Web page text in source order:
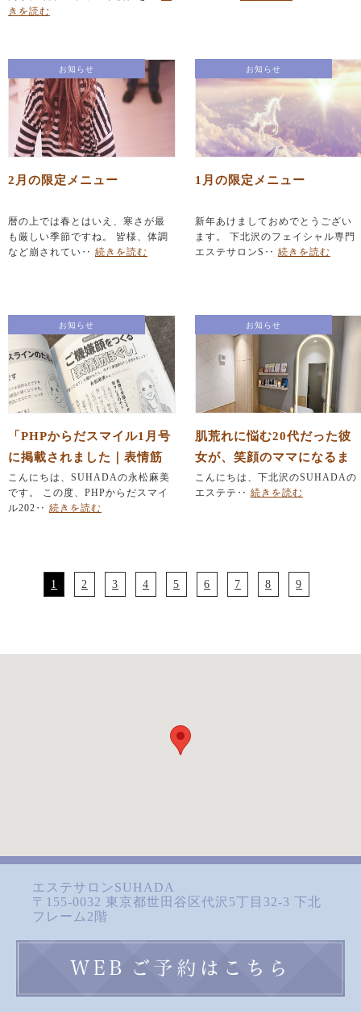
きを読む
お知らせ
2月の限定メニュー
暦の上では春とはいえ、寒さが最
も厳しい季節ですね。 皆様、体調
など崩されてい‥ 続きを読む
お知らせ
1月の限定メニュー
新年あけましておめでとうござい
ます。 下北沢のフェイシャル専門
エステサロンS‥ 続きを読む
お知らせ
「PHPからだスマイル1月号
に掲載されました｜表情筋
ほぐしで作る"ご機嫌顔"」
こんにちは、SUHADAの永松麻美
です。 この度、PHPからだスマイ
ル202‥ 続きを読む
お知らせ
肌荒れに悩む20代だった彼
女が、笑顔のママになるま
で。お客様と歩んだ13年の
物語
こんにちは、下北沢のSUHADAの
エステテ‥ 続きを読む
1 2 3 4 5 6 7 8 9
エステサロンSUHADA
〒155-0032 東京都世田谷区代沢5丁目32-3 下北
フレーム2階